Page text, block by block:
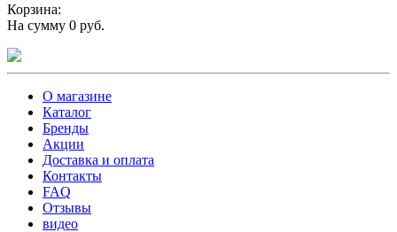
Корзина:
На сумму 0 руб.
О магазине
Каталог
Бренды
Акции
Доставка и оплата
Контакты
FAQ
Отзывы
видео